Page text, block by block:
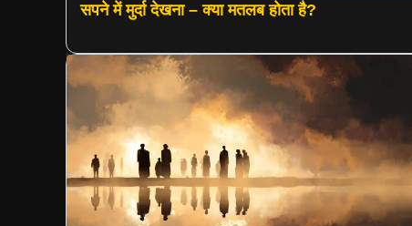
सपने में मुर्दा देखना – क्या मतलब होता है?